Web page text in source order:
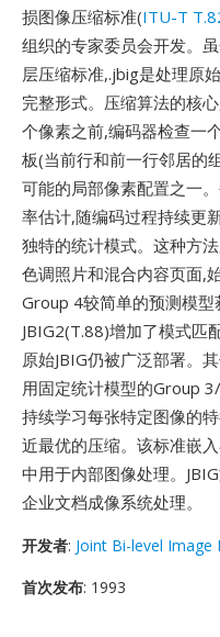
损图像压缩标准(ITU-T
组织的专家委员会开发。
层压缩标准,.jbig是处理原
完整形式。压缩算法的核
个像素之前,编码器检查一
板(当前行和前一行邻居的
可能的局部像素配置之一
率估计,随编码过程持续更
独特的统计模式。这种方
色调照片和混合内容页面,
Group 4较简单的预测模
JBIG2(T.88)增加了模式匹
原始JBIG仍被广泛部署。
用固定统计模型的Group
持续学习每张特定图像的
近最优的压缩。该标准嵌
中用于内部图像处理。
企业文档成像系统处理。
开发者: Joint Bi-level Image
首次发布: 1993